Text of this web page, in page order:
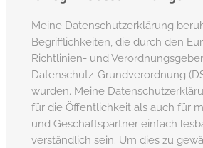
Meine Datenschutzerklärung
Begrifflichkeiten, die durch den
Richtlinien- und
Datenschutz-Grundverordnung
wurden. Meine
für die Öffentlichkeit als auch für
und Geschäftspartner einfach
verständlich sein. Um dies zu